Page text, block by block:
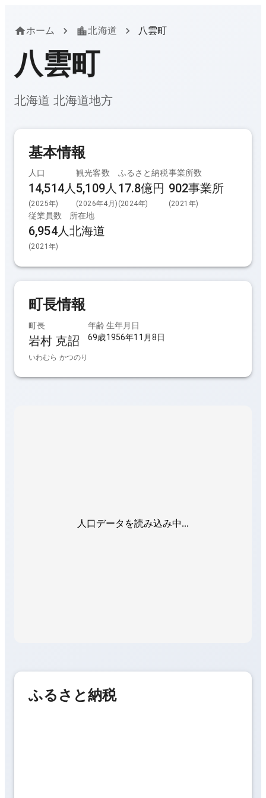
ホーム 北海道 八雲町
八雲町
北海道 北海道地方
基本情報
人口
14,514人
(2025年)
観光客数
5,109人
(2026年4月)
ふるさと納税
17.8億円
(2024年)
事業所数
902事業所
(2021 年)
従業員数
6,954人
(2021年)
所在地
北海道
町長情報
町長
岩村 克詔
いわむら かつのり
年齢
69歳
生年月日
1956年11月8日
人口データを読み込み中...
ふるさと納税